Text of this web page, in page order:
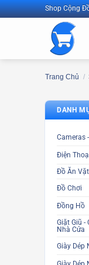
Bỏ
qua
Shop Cộng
Trang Chủ /
DANH
Cameras
Điện
Đồ Ăn Vặt
Đồ Chơi
Đồng Hồ
Giặt Giũ -
Nhà Cửa
Giày Dép